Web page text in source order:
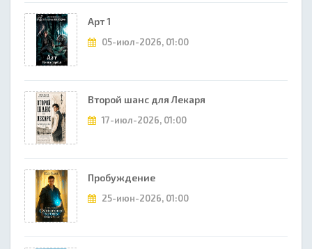
Арт 1
05-июл-2026, 01:00
Второй шанс для Лекаря
17-июл-2026, 01:00
Пробуждение
25-июн-2026, 01:00